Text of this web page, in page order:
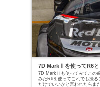
7D MarkⅡを使ってR6と
7D MarkⅡも使ってみてこの
みたR6を使ってこれでも撮
だけでいいかと言われたらま